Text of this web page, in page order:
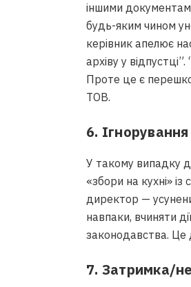
іншими
будь-яким чином
керівник апелює
архіву у
Проте це є
ТОВ.
6.
У такому випадку
«збори на кухні»
директор —
навпаки, вчиняти
законодавства. Це
7. Затримка/